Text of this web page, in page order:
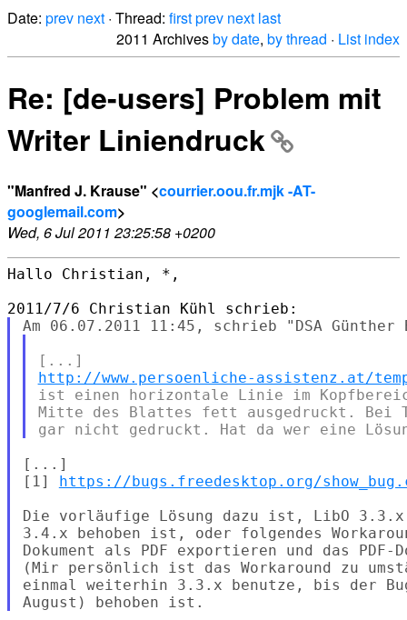
Date: prev next · Thread: firstprev next last
2011 Archivesby date, by thread · List index
Re: [de-users] Problem mit
Writer Liniendruck
"Manfred J. Krause" <courrier.oou.fr.mjk -AT-
googlemail.com>
Wed, 6 Jul 2011 23:25:58 +0200
Hallo Christian, *,
http://www.persoenliche-assistenz.at/
ist einen horizontale Linie im
Mitte des Blattes fett ausgedruckt. Bei
[...]
[1] https://bugs.freedesktop.org/
Die vorläufige Lösung dazu ist, LibO
3.4.x behoben ist, oder folgendes
Dokument als PDF exportieren und das PDF-
(Mir persönlich ist das Workaround zu
einmal weiterhin 3.3.x benutze, bis der